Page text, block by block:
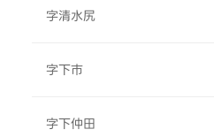
字清水尻
字下市
字下仲田